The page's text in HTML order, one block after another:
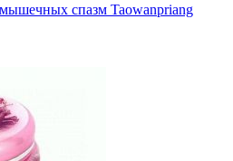
спазм Taowanpriang